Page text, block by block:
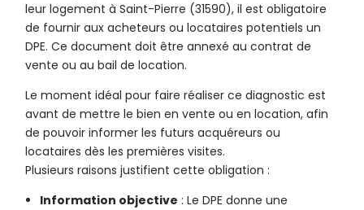
leur logement à Saint-Pierre (31590), il est obligatoire
de fournir aux acheteurs ou locataires potentiels un
DPE. Ce document doit être annexé au contrat de
vente ou au bail de location.
Le moment idéal pour faire réaliser ce diagnostic est
avant de mettre le bien en vente ou en location, afin
de pouvoir informer les futurs acquéreurs ou
locataires dès les premières visites.
Plusieurs raisons justifient cette obligation :
Information objective : Le DPE donne une